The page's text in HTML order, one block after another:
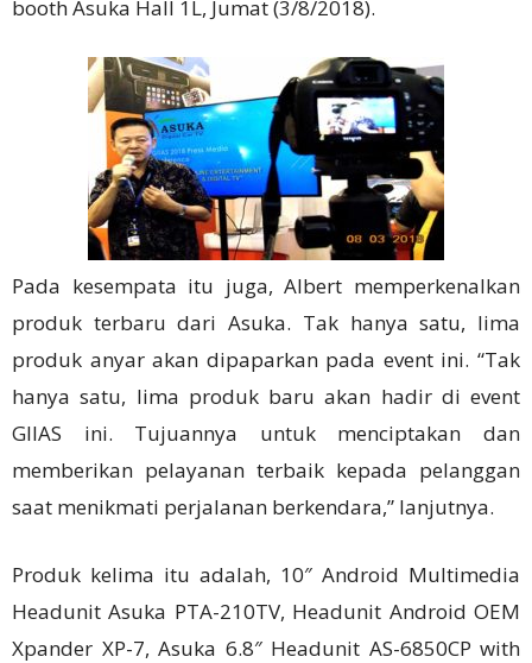
booth Asuka Hall 1L, Jumat (3/8/2018).
Pada kesempata itu juga, Albert memperkenalkan
produk terbaru dari Asuka. Tak hanya satu, lima
produk anyar akan dipaparkan pada event ini. “Tak
hanya satu, lima produk baru akan hadir di event
GIIAS ini. Tujuannya untuk menciptakan dan
memberikan pelayanan terbaik kepada pelanggan
saat menikmati perjalanan berkendara,” lanjutnya.
Produk kelima itu adalah, 10″ Android Multimedia
Headunit Asuka PTA-210TV, Headunit Android OEM
Xpander XP-7, Asuka 6.8″ Headunit AS-6850CP with